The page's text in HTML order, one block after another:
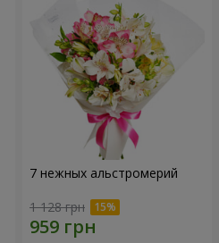
7 нежных альстромерий
1 128 грн